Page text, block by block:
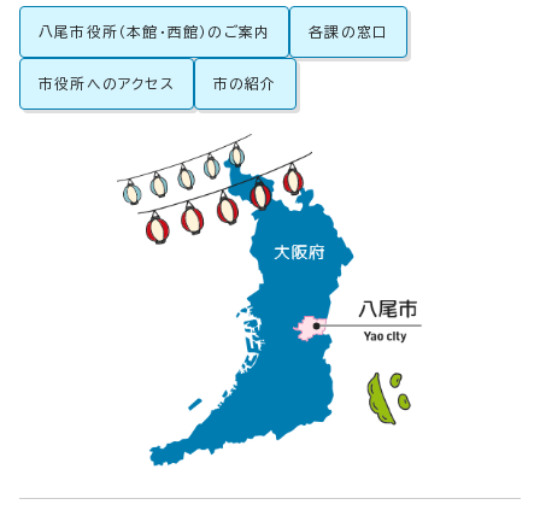
八尾市役所（本館・西館）のご案内 各課の窓口
市役所へのアクセス 市の紹介